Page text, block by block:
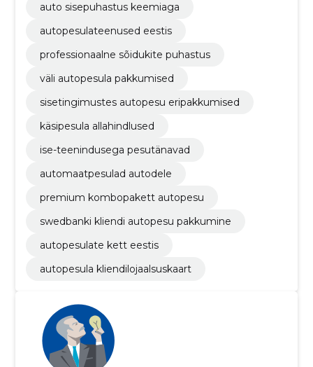
auto sisepuhastus keemiaga
autopesulateenused eestis
professionaalne sõidukite puhastus
väli autopesula pakkumised
sisetingimustes autopesu eripakkumised
käsipesula allahindlused
ise-teenindusega pesutänavad
automaatpesulad autodele
premium kombopakett autopesu
swedbanki kliendi autopesu pakkumine
autopesulate kett eestis
autopesula kliendilojaalsuskaart